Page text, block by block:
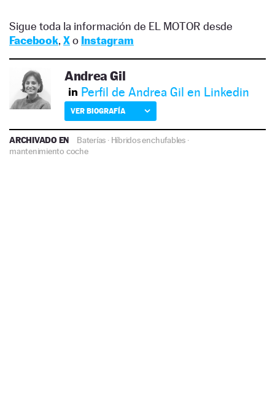
Sigue toda la información de EL MOTOR desde
Facebook, Xo Instagram
Andrea Gil
Perfil de Andrea Gil en Linkedin
VER BIOGRAFÍA
ARCHIVADO EN Baterías · Híbridos enchufables·
mantenimiento coche